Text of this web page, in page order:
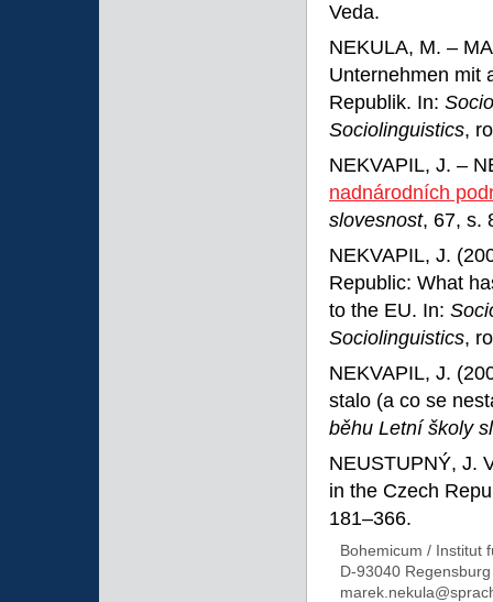
Veda.
NEKULA, M. –
Unternehmen mit
Republik. In:
Sociolinguistics,
NEKVAPIL, J. –
nadnárodních
slovesnost, 67, s.
NEKVAPIL, J.
Republic: What
to the EU. In:
Sociolinguistics,
NEKVAPIL, J.
stalo (a co se
běhu Letní školy
NEUSTUPNÝ, J.
in the Czech
181–366.
Bohemicum / Institut
D-93040 Regensburg